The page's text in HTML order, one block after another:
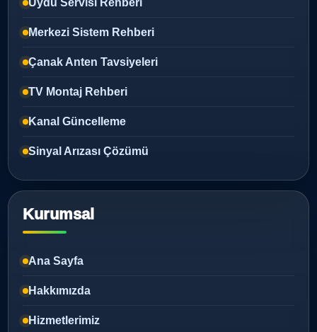
Uydu Servisi Rehberi
Merkezi Sistem Rehberi
Çanak Anten Tavsiyeleri
TV Montaj Rehberi
Kanal Güncelleme
Sinyal Arızası Çözümü
Kurumsal
Ana Sayfa
Hakkımızda
Hizmetlerimiz